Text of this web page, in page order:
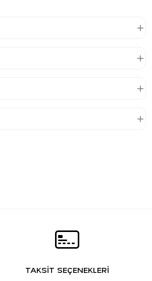
TAKSİT SEÇENEKLERİ